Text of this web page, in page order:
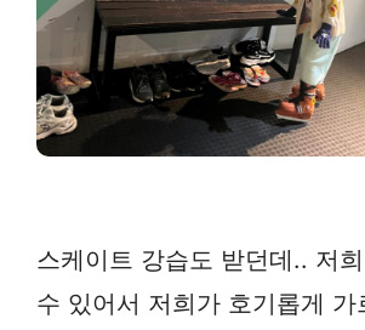
스케이트 강습도 받던데.. 저
수 있어서 저희가 호기롭게 가